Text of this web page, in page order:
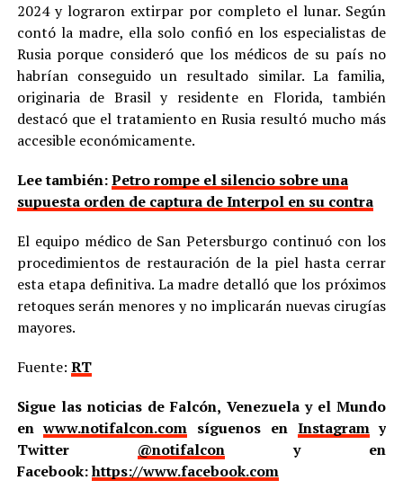
2024 y lograron extirpar por completo el lunar. Según
contó la madre, ella solo confió en los especialistas de
Rusia porque consideró que los médicos de su país no
habrían conseguido un resultado similar. La familia,
originaria de Brasil y residente en Florida, también
destacó que el tratamiento en Rusia resultó mucho más
accesible económicamente.
Lee también:Petro rompe el silencio sobre una
supuesta orden de captura de Interpol en su contra
El equipo médico de San Petersburgo continuó con los
procedimientos de restauración de la piel hasta cerrar
esta etapa definitiva. La madre detalló que los próximos
retoques serán menores y no implicarán nuevas cirugías
mayores.
Fuente: RT
Sigue las noticias de Falcón, Venezuela y el Mundo
enwww.notifalcon.com síguenos en Instagramy
Twitter @notifalcony en
Facebook:https://www.facebook.com